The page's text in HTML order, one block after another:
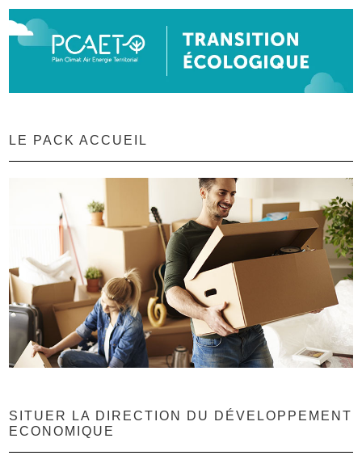
LE PACK ACCUEIL
SITUER LA DIRECTION DU DÉVELOPPEMENT
ECONOMIQUE